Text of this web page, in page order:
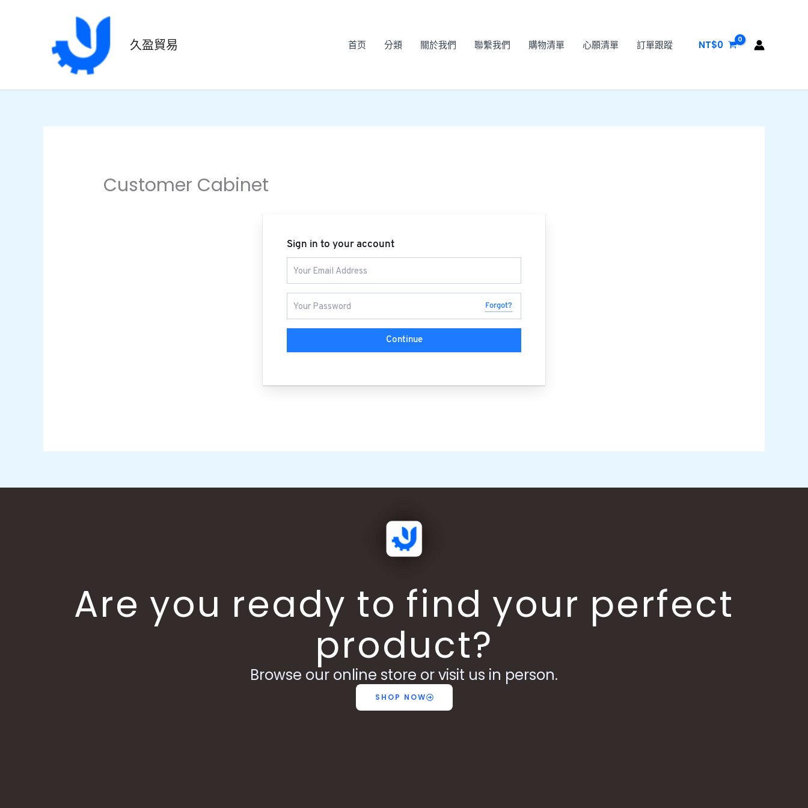
容
久盈貿易 首页 分類 關於我們 聯繫我們 購物清單 心願清單 訂單跟蹤 NT$0
Customer Cabinet
Sign in to your account
Forgot?
Continue
Are you ready to find your perfect
product?
Browse our online store or visit us in person.
SHOP NOW